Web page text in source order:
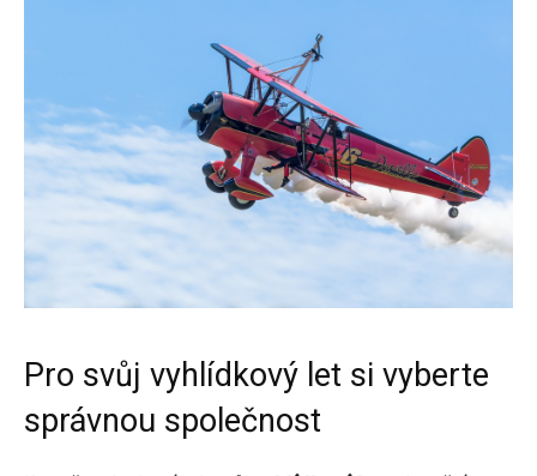
Pro svůj vyhlídkový let si vyberte
správnou společnost